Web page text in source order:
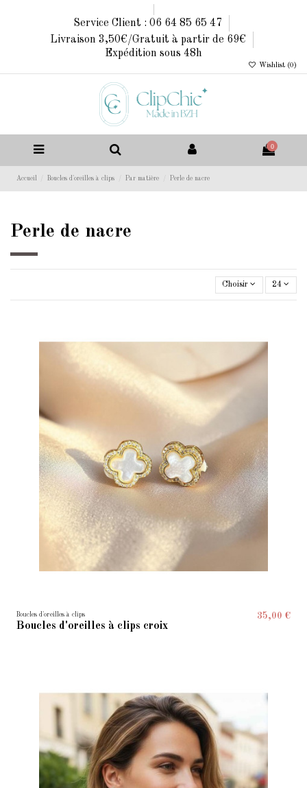
Service Client : 06 64 85 65 47
Livraison 3,50€/Gratuit à partir de 69€
Expédition sous 48h
Wishlist (0 )
0
Accueil Boucles d'oreilles à clips Par matière Perle de nacre
Perle de nacre
Choisir 24
Boucles d'oreilles à clips
Boucles d'oreilles à clips croix
35,00 €